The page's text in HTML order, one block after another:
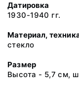
Датировка
1930-1940 гг.
Материал,
стекло
Размер
Высота - 5,7 см,